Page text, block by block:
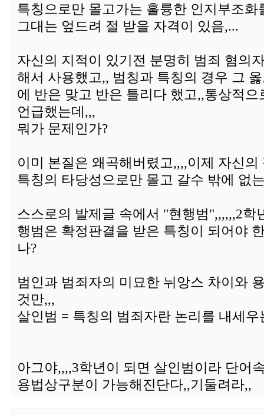
특칭으로만 몰고가는 훌륭한 인지부조화
그대는 엎드려 절 받을 자격이 있음,...
자신의 지적이 있기전 분명히 범죄 혐의
해서 사용했고,, 범칭과 특칭의 경우 그
에 반은 맞고 반은 틀리다 했고,,통상적
언급했는데,,,
뭐가 문제인가?
이미 본질은 왜곡해버렸고,,,,이제 자신
특칭의 타당성으로만 몰고 갈수 밖에 없
스스로의 발제글 속에서 "현행범",,,,,,2학
행범은 확정판결을 받은 특칭이 되어야
나?
범인과 범죄자의 미묘한 뉘앙스 차이와
것만,,,
살인범 = 특칭의 범죄자란 논리를 내세우
아그야,,,,3학년이 되면 살인범이라 단어
용법상구분이 가능해진단다,,기둘려라,,